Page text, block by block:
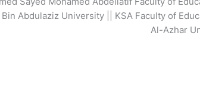
Abdulaziz University || KSA Faculty of
Al-Azhar